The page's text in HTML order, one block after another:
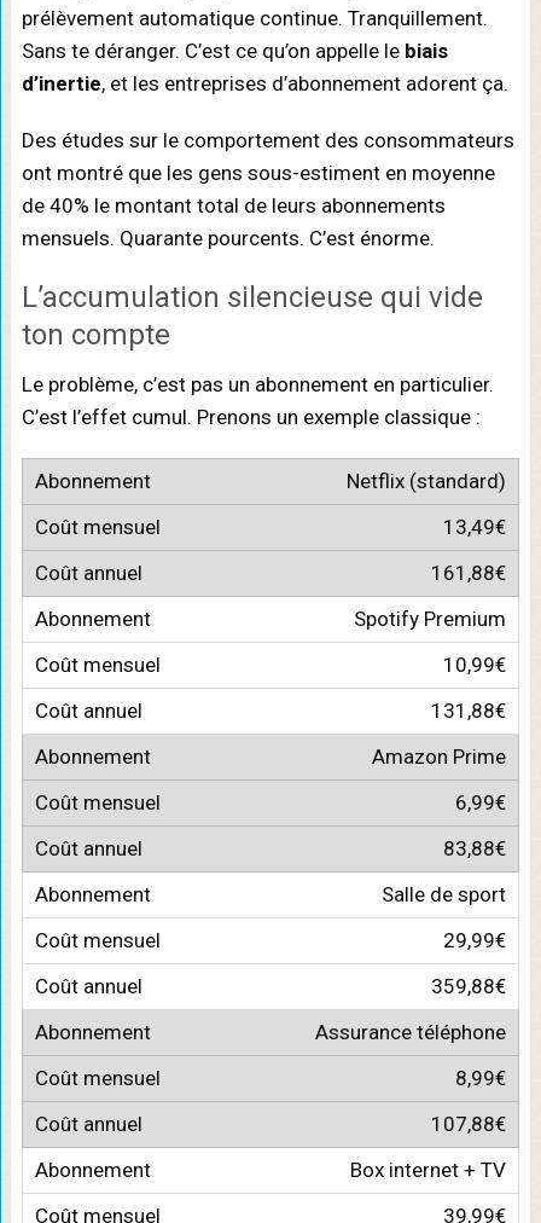
prélèvement automatique continue. Tranquillement.
Sans te déranger. C’est ce qu’on appelle le biais
d’inertie, et les entreprises d’abonnement adorent ça.
Des études sur le comportement des consommateurs
ont montré que les gens sous-estiment en moyenne
de 40% le montant total de leurs abonnements
mensuels. Quarante pourcents. C’est énorme.
L’accumulation silencieuse qui vide
ton compte
Le problème, c’est pas un abonnement en particulier.
C’est l’effet cumul. Prenons un exemple classique :
Netflix (standard)
13,49€
161,88€
Spotify Premium
10,99€
131,88€
Amazon Prime
6,99€
83,88€
Salle de sport
29,99€
359,88€
Assurance téléphone
8,99€
107,88€
Box internet + TV
39,99€